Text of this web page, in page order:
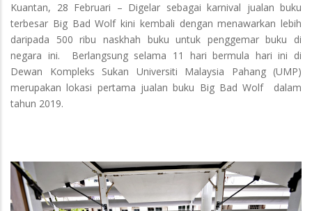
Kuantan, 28 Februari – Digelar sebagai karnival jualan buku
terbesar Big Bad Wolf kini kembali dengan menawarkan lebih
daripada 500 ribu naskhah buku untuk penggemar buku di
negara ini. Berlangsung selama 11 hari bermula hari ini di
Dewan Kompleks Sukan Universiti Malaysia Pahang (UMP)
merupakan lokasi pertama jualan buku Big Bad Wolf dalam
tahun 2019.